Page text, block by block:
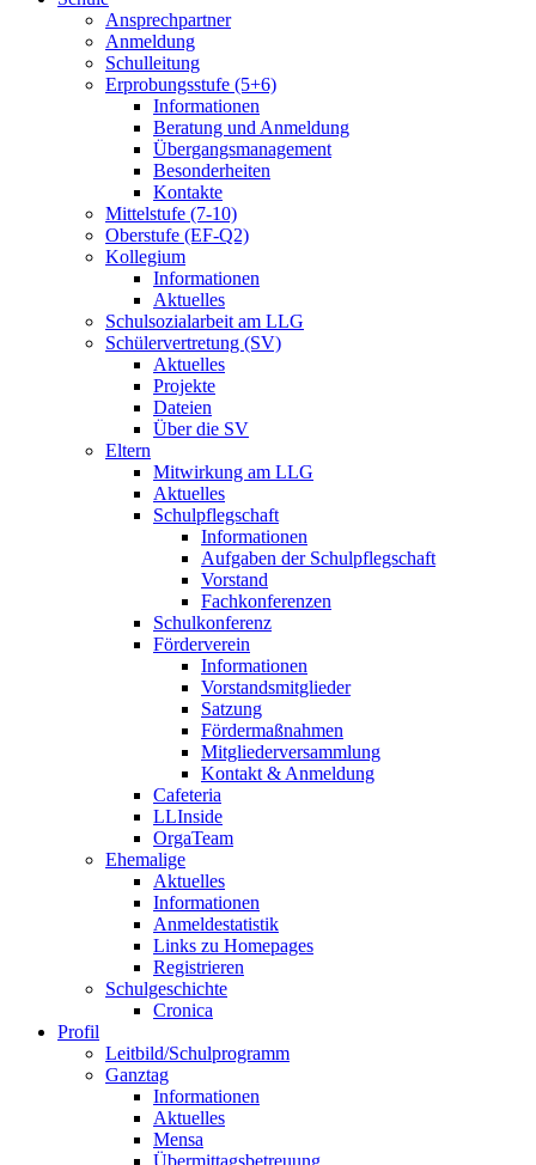
Ansprechpartner
Anmeldung
Schulleitung
Erprobungsstufe (5+6)
Informationen
Beratung und Anmeldung
Übergangsmanagement
Besonderheiten
Kontakte
Mittelstufe (7-10)
Oberstufe (EF-Q2)
Kollegium
Informationen
Aktuelles
Schulsozialarbeit am LLG
Schülervertretung (SV)
Aktuelles
Projekte
Dateien
Über die SV
Eltern
Mitwirkung am LLG
Aktuelles
Schulpflegschaft
Informationen
Aufgaben der Schulpflegschaft
Vorstand
Fachkonferenzen
Schulkonferenz
Förderverein
Informationen
Vorstandsmitglieder
Satzung
Fördermaßnahmen
Mitgliederversammlung
Kontakt & Anmeldung
Cafeteria
LLInside
OrgaTeam
Ehemalige
Aktuelles
Informationen
Anmeldestatistik
Links zu Homepages
Registrieren
Schulgeschichte
Cronica
Profil
Leitbild/Schulprogramm
Ganztag
Informationen
Aktuelles
Mensa
Übermittagsbetreuung